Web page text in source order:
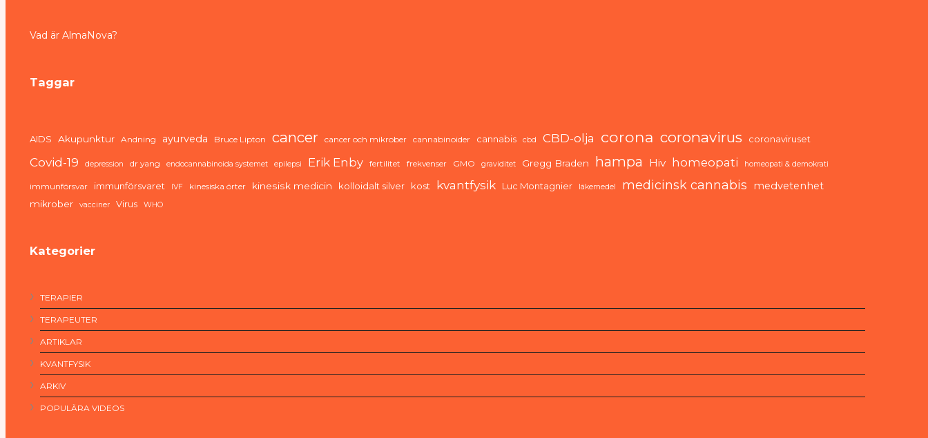
Vad är AlmaNova?
Taggar
AIDS Akupunktur Andning ayurveda Bruce Lipton cancer cancer och mikrober cannabinoider cannabis cbd CBD-olja corona coronavirus coronaviruset
Covid-19 depression dr yang endocannabinoida systemet epilepsi Erik Enby fertilitet frekvenser GMO graviditet Gregg Braden hampa Hiv homeopati homeopati & demokrati
immunförsvar immunförsvaret IVF kinesiska örter kinesisk medicin kolloidalt silver kost kvantfysik Luc Montagnier läkemedel medicinsk cannabis medvetenhet
mikrober vacciner Virus WHO
Kategorier
TERAPIER
TERAPEUTER
ARTIKLAR
KVANTFYSIK
ARKIV
POPULÄRA VIDEOS